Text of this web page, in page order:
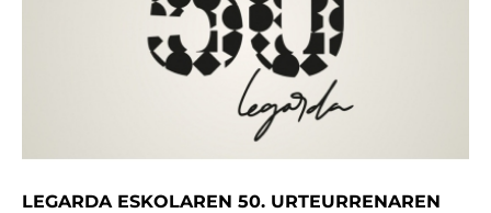
LEGARDA ESKOLAREN 50. URTEURRENAREN